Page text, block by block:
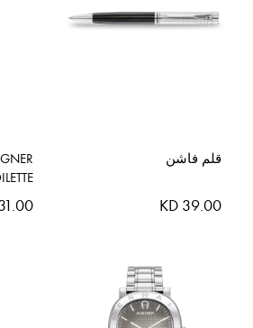
قلم فاشن
KD 39.00
100ML